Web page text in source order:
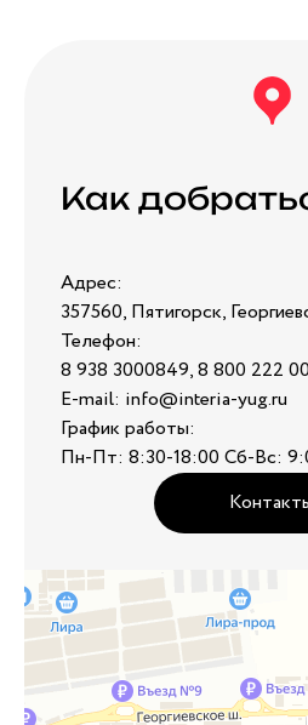
Как
Адрес:
357560, Пятигорск,
Телефон:
8 938 3000849, 8 800 222
E-mail: info@interia-yug.ru
График работы:
Пн-Пт: 8:30-18:00 Сб-Вс: